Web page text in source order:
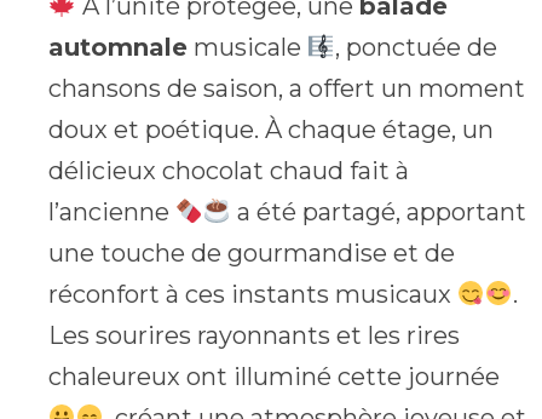
automnale musicale
, ponctuée de
chansons de saison, a offert un moment
doux et poétique. À chaque étage, un
délicieux chocolat chaud fait à
l’ancienne
a été partagé, apportant
une touche de gourmandise et de
réconfort à ces instants musicaux
.
Les sourires rayonnants et les rires
chaleureux ont illuminé cette journée